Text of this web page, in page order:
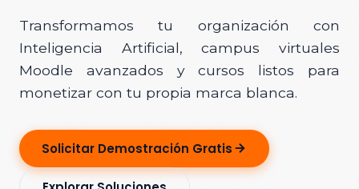
Transformamos tu organización con
Inteligencia Artificial, campus virtuales
Moodle avanzados y cursos listos para
monetizar con tu propia marca blanca.
Solicitar Demostración Gratis